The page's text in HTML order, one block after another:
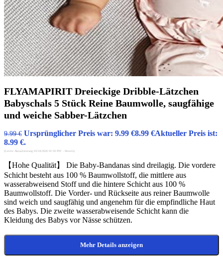
FLYAMAPIRIT Dreieckige Dribble-Lätzchen
Babyschals 5 Stück Reine Baumwolle, saugfähige
und weiche Sabber-Lätzchen
9.99€ Ursprünglicher Preis war: 9.99 €8.99 €Aktueller Preis ist:
8.99 €.
(Letzte Aktualisierung 03/24/2026 01:50 PST - Details)
【Hohe Qualität】 Die Baby-Bandanas sind dreilagig. Die vordere
Schicht besteht aus 100 % Baumwollstoff, die mittlere aus
wasserabweisend Stoff und die hintere Schicht aus 100 %
Baumwollstoff. Die Vorder- und Rückseite aus reiner Baumwolle
sind weich und saugfähig und angenehm für die empfindliche Haut
des Babys. Die zweite wasserabweisende Schicht kann die
Kleidung des Babys vor Nässe schützen.
Mehr Details anzeigen